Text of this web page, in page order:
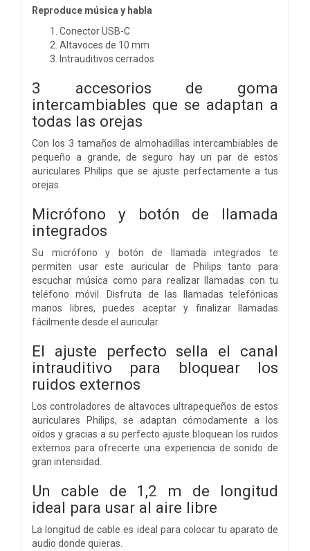
Reproduce música y habla
Conector USB-C
Altavoces de 10 mm
Intrauditivos cerrados
3 accesorios de goma
intercambiables que se adaptan a
todas las orejas
Con los 3 tamaños de almohadillas intercambiables de
pequeño a grande, de seguro hay un par de estos
auriculares Philips que se ajuste perfectamente a tus
orejas.
Micrófono y botón de llamada
integrados
Su micrófono y botón de llamada integrados te
permiten usar este auricular de Philips tanto para
escuchar música como para realizar llamadas con tu
teléfono móvil. Disfruta de las llamadas telefónicas
manos libres, puedes aceptar y finalizar llamadas
fácilmente desde el auricular.
El ajuste perfecto sella el canal
intrauditivo para bloquear los
ruidos externos
Los controladores de altavoces ultrapequeños de estos
auriculares Philips, se adaptan cómodamente a los
oídos y gracias a su perfecto ajuste bloquean los ruidos
externos para ofrecerte una experiencia de sonido de
gran intensidad.
Un cable de 1,2 m de longitud
ideal para usar al aire libre
La longitud de cable es ideal para colocar tu aparato de
audio donde quieras.